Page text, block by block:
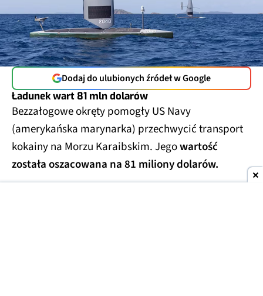
Dodaj do ulubionych źródeł w Google
Ładunek wart 81 mln dolarów
Bezzałogowe okręty pomogły US Navy
(amerykańska marynarka) przechwycić transport
kokainy na Morzu Karaibskim. Jegowartość
została oszacowana na 81 miliony dolarów.